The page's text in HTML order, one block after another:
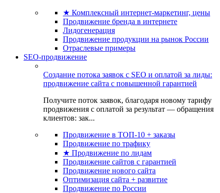
★ Комплексный интернет-маркетинг, цены
Продвижение бренда в интернете
Лидогенерация
Продвижение продукции на рынок России
Отраслевые примеры
SEO-продвижение
Создание потока заявок с SEO и оплатой за лиды:
продвижение сайта с повышенной гарантией
Получите поток заявок, благодаря новому тарифу
продвижения с оплатой за результат — обращения
клиентов: зак...
Продвижение в ТОП-10 + заказы
Продвижение по трафику
★ Продвижение по лидам
Продвижение сайтов с гарантией
Продвижение нового сайта
Оптимизация сайта + развитие
Продвижение по России